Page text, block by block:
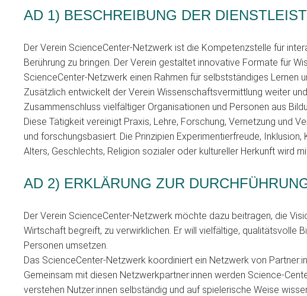
AD 1) BESCHREIBUNG DER
Der Verein ScienceCenter-Netzwerk ist die Kompetenzstelle für
Berührung zu bringen. Der Verein gestaltet innovative Formate für
ScienceCenter-Netzwerk einen Rahmen für selbstständiges Lernen
Zusätzlich entwickelt der Verein Wissenschaftsvermittlung weiter
Zusammenschluss vielfältiger Organisationen und Personen aus
Diese Tätigkeit vereinigt Praxis, Lehre, Forschung, Vernetzung und
und forschungsbasiert. Die Prinzipien Experimentierfreude,
Alters, Geschlechts, Religion sozialer oder kultureller Herkunft wird
AD 2) ERKLÄRUNG ZUR
Der Verein ScienceCenter-Netzwerk möchte dazu beitragen, die
Wirtschaft begreift, zu verwirklichen. Er will vielfältige, qualitätsvolle
Personen umsetzen.
Das ScienceCenter-Netzwerk koordiniert ein Netzwerk von
Gemeinsam mit diesen Netzwerkpartner:innen werden Science-
verstehen Nutzer:innen selbständig und auf spielerische Weise